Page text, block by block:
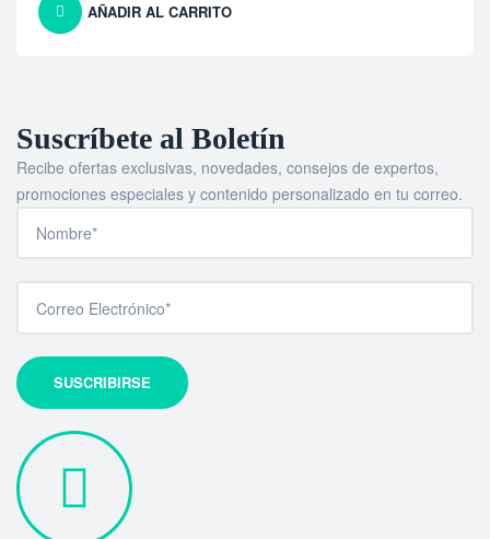
AÑADIR AL CARRITO
Suscríbete al Boletín
Recibe ofertas exclusivas, novedades, consejos de expertos,
promociones especiales y contenido personalizado en tu correo.